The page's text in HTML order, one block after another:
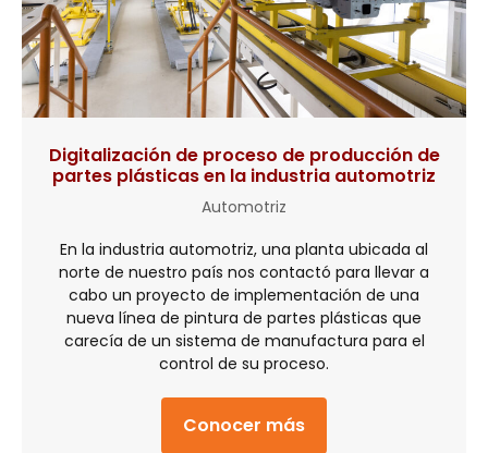
Digitalización de proceso de producción de
partes plásticas en la industria automotriz
Automotriz
En la industria automotriz, una planta ubicada al
norte de nuestro país nos contactó para llevar a
cabo un proyecto de implementación de una
nueva línea de pintura de partes plásticas que
carecía de un sistema de manufactura para el
control de su proceso.
Conocer más